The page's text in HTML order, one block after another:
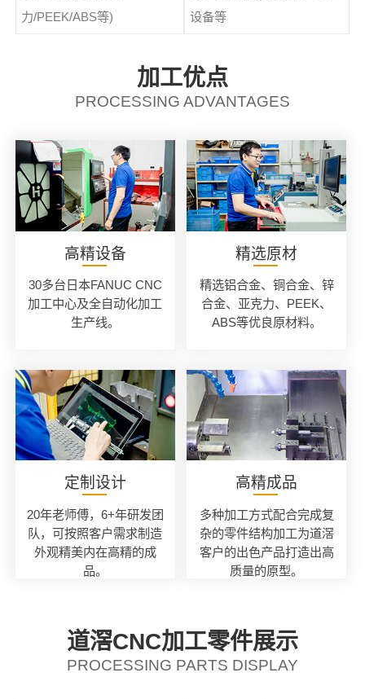
力/PEEK/ABS等)
设备等
加工优点
PROCESSING ADVANTAGES
高精设备
30多台日本FANUC CNC
加工中心及全自动化加工
生产线。
精选原材
精选铝合金、铜合金、锌
合金、亚克力、PEEK、
ABS等优良原材料。
定制设计
20年老师傅，6+年研发团
队，可按照客户需求制造
外观精美内在高精的成
品。
高精成品
多种加工方式配合完成复
杂的零件结构加工为道滘
客户的出色产品打造出高
质量的原型。
道滘CNC加工零件展示
PROCESSING PARTS DISPLAY